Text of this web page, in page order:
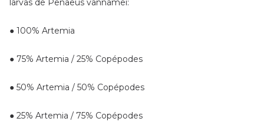
larvas de Penaeus vannamei:
● 100% Artemia
● 75% Artemia / 25% Copépodes
● 50% Artemia / 50% Copépodes
● 25% Artemia / 75% Copépodes